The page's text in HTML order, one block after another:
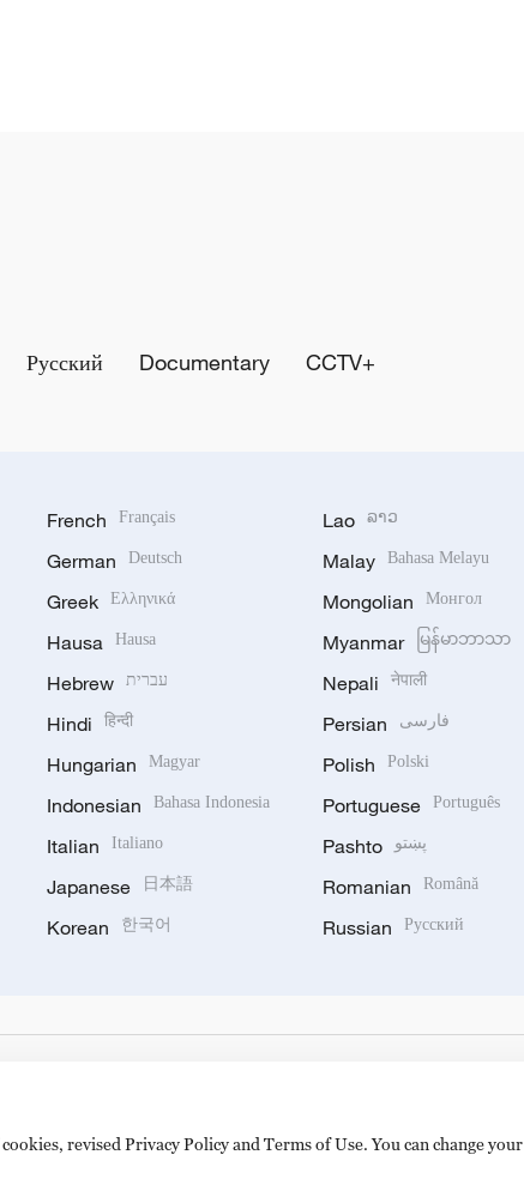
Русский Documentary CCTV+
French Français
German Deutsch
Greek Ελληνικά
Hausa Hausa
Hebrew עברית
Hindi हिन्दी
Hungarian Magyar
Indonesian Bahasa Indonesia
Italian Italiano
Japanese 日本語
Korean 한국어
Lao ລາວ
Malay Bahasa Melayu
Mongolian Монгол
Myanmar မြန်မာဘာသာ
Nepali नेपाली
Persian فارسی
Polish Polski
Portuguese Português
Pashto پښتو
Romanian Română
Russian Русский
revised Privacy Policy and Terms of Use. You can change your